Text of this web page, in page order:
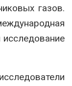
газов.
исследование